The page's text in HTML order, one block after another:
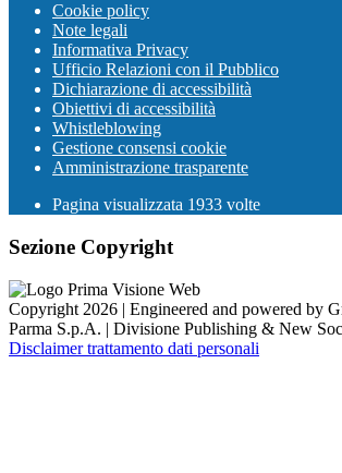
Cookie policy
Note legali
Informativa Privacy
Ufficio Relazioni con il Pubblico
Dichiarazione di accessibilità
Obiettivi di accessibilità
Whistleblowing
Gestione consensi cookie
Amministrazione trasparente
Pagina visualizzata 1933 volte
Sezione Copyright
Copyright 2026 | Engineered and powered by
Parma S.p.A. | Divisione Publishing & New
Disclaimer trattamento dati personali